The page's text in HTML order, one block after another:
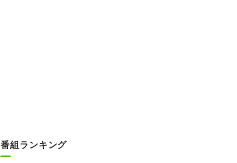
番組ランキング